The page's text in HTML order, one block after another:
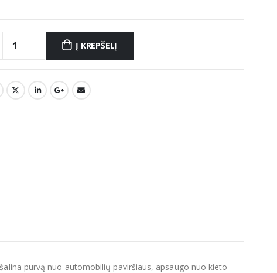
Į KREPŠELĮ
purvą nuo automobilių paviršiaus, apsaugo nuo kieto